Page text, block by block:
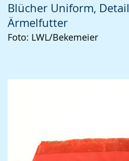
Blücher Uniform,
Ärmelfutter
Foto: LWL/Bekemeier